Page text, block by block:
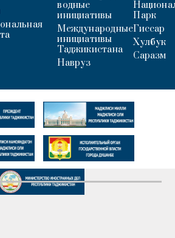
водные
инициативы
Международные
инициативы
Таджикистана
Навруз
Парк
Гиссар
Хулбук
Саразм